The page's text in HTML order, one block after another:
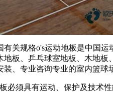
关规格o's运动地板是中国
板、乒乓球室地板、木地
、专业咨询专业的室内篮球
须具有运动、保护及技术